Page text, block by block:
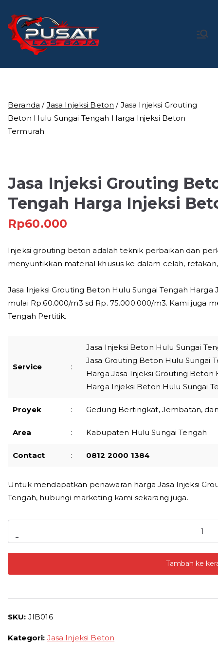
konten
Baja
Pusat Bengkel Las Profesional di Indonesia
Beranda / Jasa Injeksi Beton / Jasa Injeksi Grouting
Beton Hulu Sungai Tengah Harga Injeksi Beton
Termurah
Jasa Injeksi Grouting
Tengah Harga Injeksi
Rp60.000
Injeksi grouting beton adalah teknik perbaikan dan
menyuntikkan material khusus ke dalam celah,
Jasa Injeksi Grouting Beton Hulu Sungai Tengah
mulai Rp.60.000/m3 sd Rp. 75.000.000/m3. Kami juga
Tengah Pertitik.
Service :
Jasa Injeksi Beton Hulu Sungai
Jasa Grouting Beton Hulu Sungai
Harga Jasa Injeksi Grouting Beton
Harga Injeksi Beton Hulu Sungai
Proyek : Gedung Bertingkat, Jembatan,
Area : Kabupaten Hulu Sungai Tengah
Contact : 0812 2000 1384
Untuk mendapatkan penawaran harga Jasa Injeksi
Tengah, hubungi marketing kami sekarang juga.
-
Jasa
Injeksi
Tengah
Injeksi
Tambah ke
SKU: JIB016
Kategori: Jasa Injeksi Beton